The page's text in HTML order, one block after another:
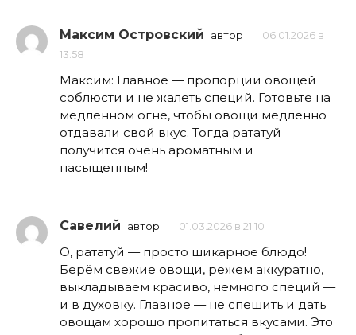
Максим Островский автор
06.01.2026 в
13:58
Максим: Главное — пропорции овощей
соблюсти и не жалеть специй. Готовьте на
медленном огне, чтобы овощи медленно
отдавали свой вкус. Тогда рататуй
получится очень ароматным и
насыщенным!
Савелий автор 01.03.2026 в 21:10
О, рататуй — просто шикарное блюдо!
Берём свежие овощи, режем аккуратно,
выкладываем красиво, немного специй —
и в духовку. Главное — не спешить и дать
овощам хорошо пропитаться вкусами. Это